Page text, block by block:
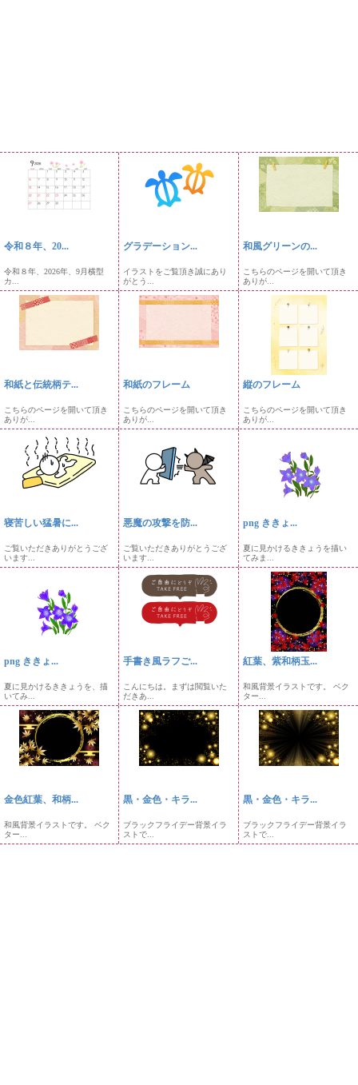
令和８年、20...
令和８年、2026年、9月横型
カ...
グラデーション...
イラストをご覧頂き誠にあり
がとう...
和風グリーンの...
こちらのページを開いて頂き
ありが...
和紙と伝統柄テ...
こちらのページを開いて頂き
ありが...
和紙のフレーム
こちらのページを開いて頂き
ありが...
縦のフレーム
こちらのページを開いて頂き
ありが...
寝苦しい猛暑に...
ご覧いただきありがとうござ
います...
悪魔の攻撃を防...
ご覧いただきありがとうござ
います...
png ききょ...
夏に見かけるききょうを描い
てみま...
png ききょ...
夏に見かけるききょうを、描
いてみ...
手書き風ラフご...
こんにちは。まずは閲覧いた
だきあ...
紅葉、紫和柄玉...
和風背景イラストです。 ベク
ター...
金色紅葉、和柄...
和風背景イラストです。 ベク
ター...
黒・金色・キラ...
ブラックフライデー背景イラ
ストで...
黒・金色・キラ...
ブラックフライデー背景イラ
ストで...